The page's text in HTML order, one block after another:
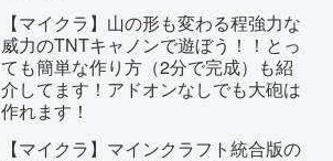
【マイクラ】山の形も変わる程強力な
威力のTNTキャノンで遊ぼう！！とっ
ても簡単な作り方（2分で完成）も紹
介してます！アドオンなしでも大砲は
作れます！
【マイクラ】マインクラフト統合版の